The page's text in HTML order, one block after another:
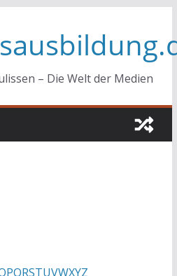
– Die Welt der Medien
PQRSTUVWXYZ